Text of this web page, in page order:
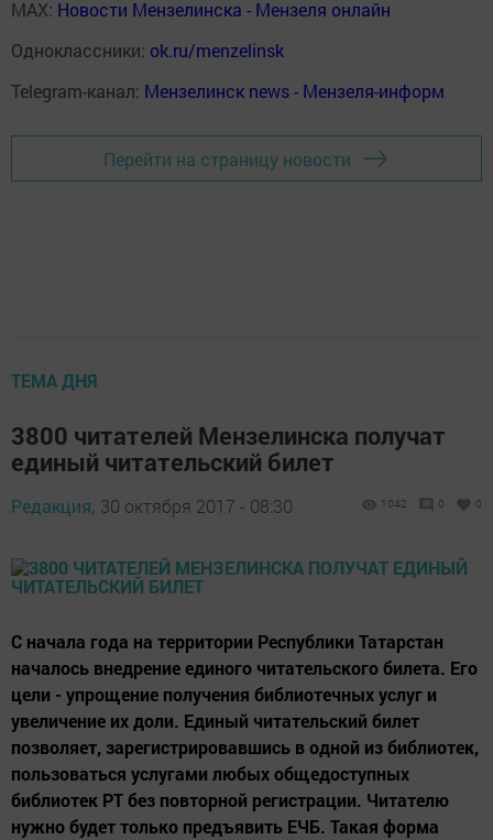
MAX: Новости Мензелинска - Мензеля онлайн
Одноклассники: ok.ru/menzelinsk
Telegram-канал: Мензелинск news - Мензеля-информ
Перейти на страницу новости
ТЕМА ДНЯ
3800 читателей Мензелинска получат
единый читательский билет
Редакция, 30 октября 2017 - 08:30 1042 0 0
С начала года на территории Республики Татарстан
началось внедрение единого читательского билета. Его
цели - упрощение получения библиотечных услуг и
увеличение их доли. Единый читательский билет
позволяет, зарегистрировавшись в одной из библиотек,
пользоваться услугами любых общедоступных
библиотек РТ без повторной регистрации. Читателю
нужно будет только предъявить ЕЧБ. Такая форма